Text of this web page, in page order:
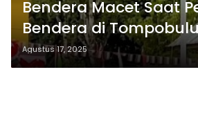
Bendera Macet Saat
Bendera di
Diselamatkan Anak
Bernama Nojeng
Agustus 17, 2025